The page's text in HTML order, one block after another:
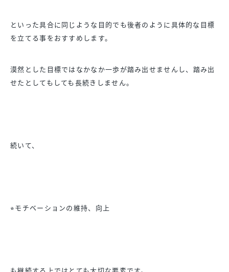
といった具合に同じような目的でも後者のように具体的な目標
を立 てる事をおすすめします。
漠然とした目標ではなかなか一歩が踏み出せませんし、 踏み出
せたとしてもしても長続きしません。
続いて、
⭐︎モチベーションの維持、向上